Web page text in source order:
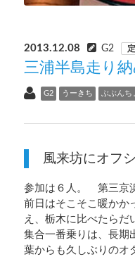
2013.12.08 G2
三浦半島走り
G2 うーきち ぶぶんち
風来坊にオフ
参加は６人。 第三京
前日はそこそこ暖かか
え、栃木に比べたらだ
集合一番乗りは、長
葉からも久しぶりのオ